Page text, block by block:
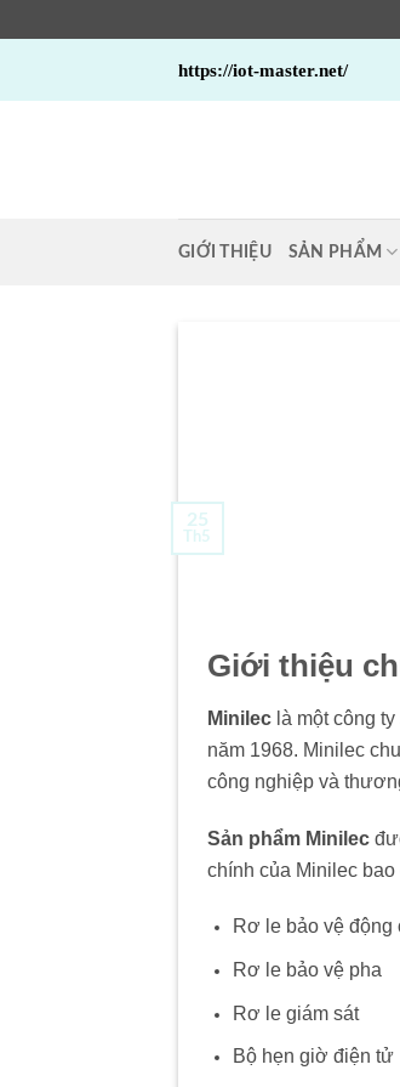
https://iot-master.net/
GIỚI THIỆU SẢN PHẨM
25
Th5
Giới thiệu
Minilec là một công
năm 1968. Minilec
công nghiệp và
Sản phẩm Minilec
chính của Minilec bao
Rơ le bảo vệ động
Rơ le bảo vệ pha
Rơ le giám sát
Bộ hẹn giờ điện tử